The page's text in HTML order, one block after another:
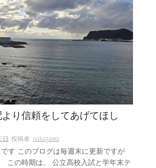
り信頼をしてあげてほし
日 投稿者: nakagawa
す このブログは毎週末に更新ですが
この時期は、 公立高校入試と学年末テ